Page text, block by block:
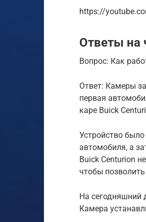
https://
Ответы на
Вопрос: Как
Ответ: Камеры
первая
каре Buick
Устройство
автомобиля, а
Buick Centurion
чтобы
На сегодняшний
Камера